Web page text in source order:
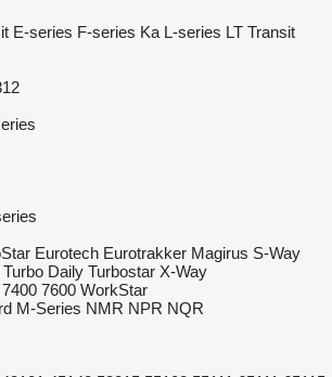
E-series F-series Ka L-series LT Transit
Eurotech Eurotrakker Magirus S-Way
Turbo Daily Turbostar X-Way
7400 7600 WorkStar
M-Series NMR NPR NQR